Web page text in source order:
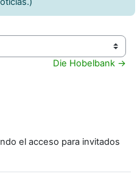
Die Hobelbank →
el acceso para invitados